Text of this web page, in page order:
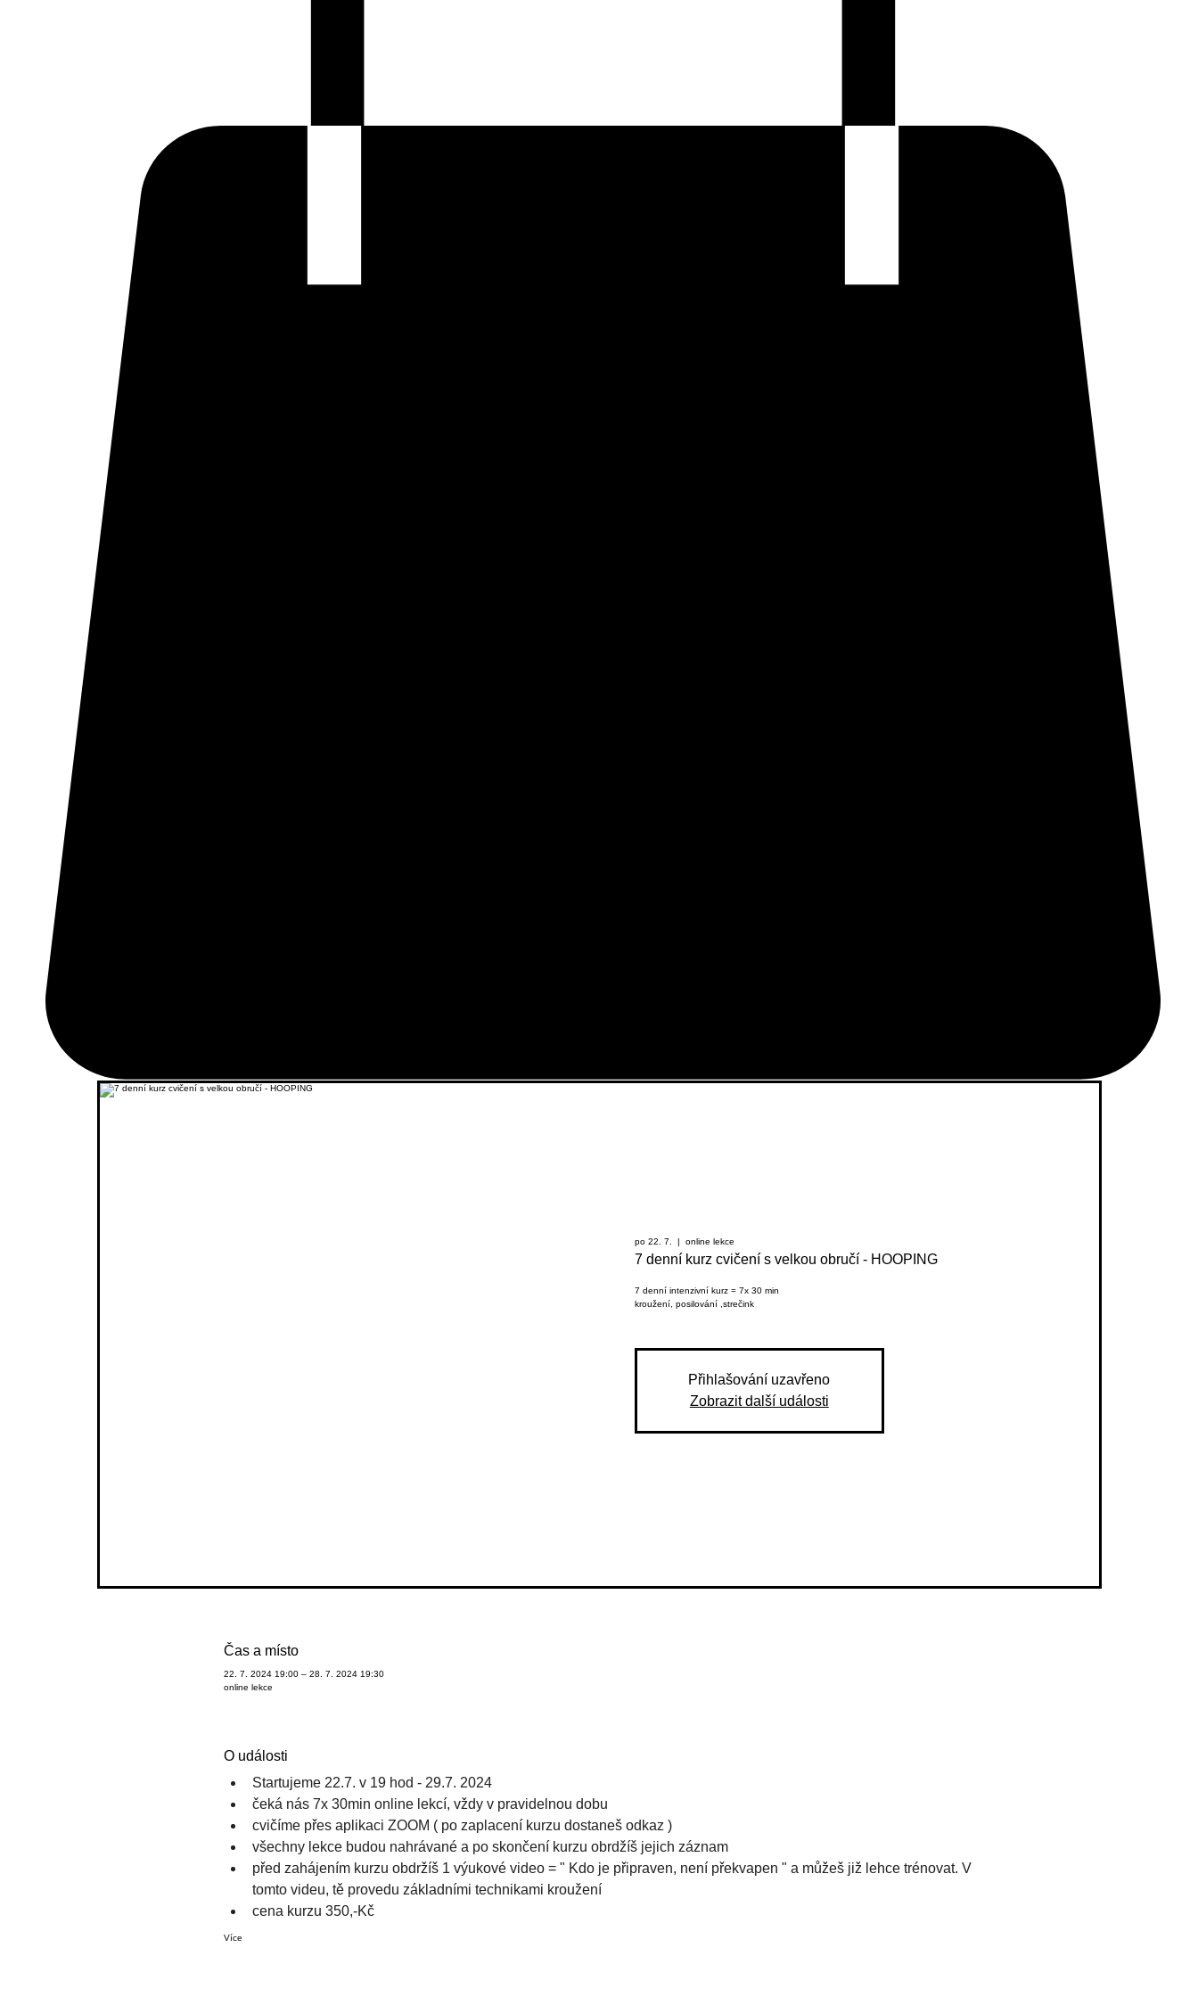
po 22. 7.
  |
online lekce
7 denní kurz cvičení s velkou obručí - HOOPING
7 denní intenzivní kurz = 7x 30 min
kroužení, posilování ,strečink
Přihlašování uzavřeno
Zobrazit další události
Čas a místo
22. 7. 2024 19:00 – 28. 7. 2024 19:30
online lekce
O události
Startujeme 22.7. v 19 hod - 29.7. 2024
čeká nás 7x 30min online lekcí, vždy v pravidelnou dobu
cvičíme přes aplikaci ZOOM ( po zaplacení kurzu dostaneš odkaz )
všechny lekce budou nahrávané a po skončení kurzu obrdžíš jejich záznam
před zahájením kurzu obdržíš 1 výukové video = " Kdo je připraven, není překvapen " a můžeš již lehce trénovat. V
tomto videu, tě provedu základními technikami kroužení
cena kurzu 350,-Kč
Více